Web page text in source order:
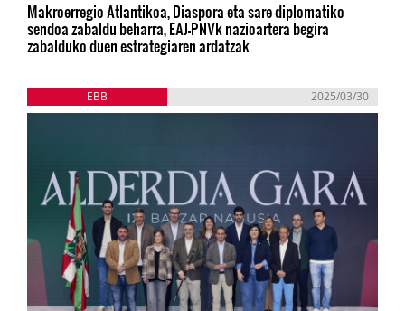
Makroerregio Atlantikoa, Diaspora eta sare diplomatiko
sendoa zabaldu beharra, EAJ-PNVk nazioartera begira
zabalduko duen estrategiaren ardatzak
EBB 2025/03/30